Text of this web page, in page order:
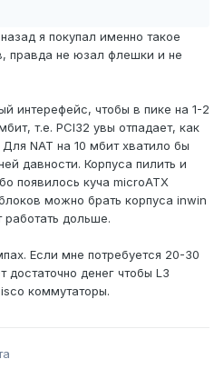
я покупал именно такое
правда не юзал флешки и не
интерефейс, чтобы в пике на 1-2
т.е. PCI32 увы отпадает, как
NAT на 10 мбит хватило бы
давности. Корпуса пилить и
появилось куча microATX
можно брать корпуса inwin
дольше.
Если мне потребуется 20-30
достаточно денег чтобы L3
коммутаторы.